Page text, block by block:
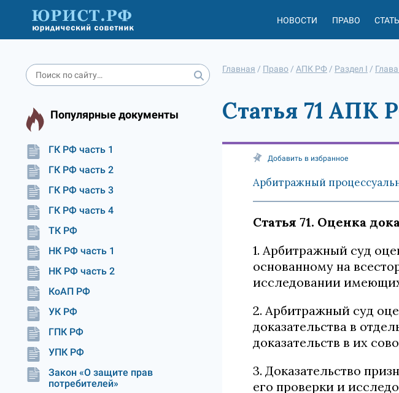
НОВОСТИ ПРАВО
Популярные документы
ГК РФ часть 1
ГК РФ часть 2
ГК РФ часть 3
ГК РФ часть 4
ТК РФ
НК РФ часть 1
НК РФ часть 2
КоАП РФ
УК РФ
ГПК РФ
УПК РФ
Закон «О защите прав
потребителей»
Главная / Право / АПК РФ / Раздел I /
Статья 71 АПК
Добавить в избранное
Арбитражный
Статья 71. Оценка
1. Арбитражный суд
основанному на
исследовании
2. Арбитражный суд
доказательства в
доказательств в их
3. Доказательство
его проверки и